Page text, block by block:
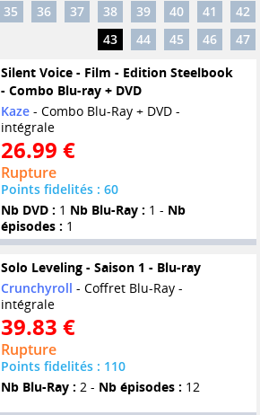
35 36 37 38 39 40 41
42
43
44 45 46
47
Silent Voice - Film - Edition Steelbook
- Combo Blu-ray + DVD
Kaze- Combo Blu-Ray + DVD -
intégrale
26.99 €
Rupture
Points fidelités : 60
Nb DVD : 1 Nb Blu-Ray : 1 - Nb
épisodes : 1
Solo Leveling - Saison 1 - Blu-ray
Crunchyroll - Coffret Blu-Ray -
intégrale
39.83 €
Rupture
Points fidelités : 110
Nb Blu-Ray : 2 - Nb épisodes : 12